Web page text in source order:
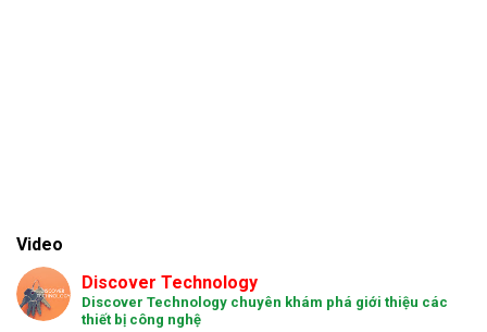
Video
Discover Technology
Discover Technology chuyên khám phá giới thiệu các
thiết bị công nghệ